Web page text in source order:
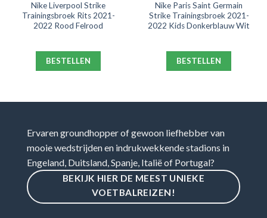
Nike Liverpool Strike
Trainingsbroek Rits 2021-
2022 Rood Felrood
BESTELLEN
Nike Paris Saint Germain
Strike Trainingsbroek 2021-
2022 Kids Donkerblauw Wit
BESTELLEN
Ervaren groundhopper of gewoon liefhebber van
mooie wedstrijden en indrukwekkende stadions in
Engeland, Duitsland, Spanje, Italië of Portugal?
BEKIJK HIER DE MEEST UNIEKE
VOETBALREIZEN!